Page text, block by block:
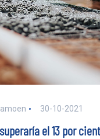
30-10-2021
el 13 por